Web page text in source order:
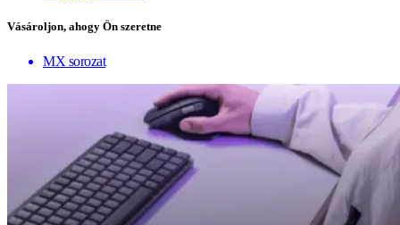
Vásároljon, ahogy Ön szeretne
MX sorozat